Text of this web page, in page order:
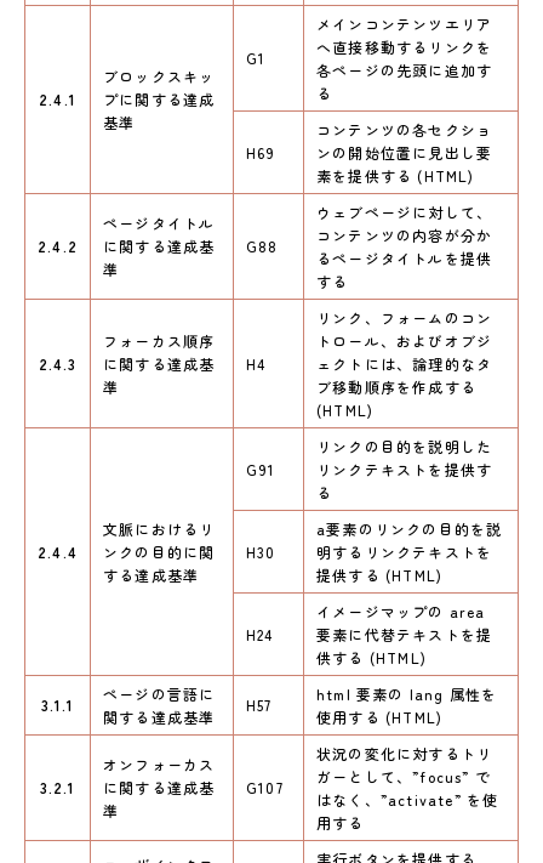
2.4.1
ブロックスキッ
プに関する達成
基準
G1
メインコンテンツエリア
へ直接移動するリンクを
各ページの先頭に追加す
る
H69
コンテンツの各セクショ
ンの開始位置に見出し要
素を提供する (HTML)
2.4.2
ページタイトル
に関する達成基
準
G88
ウェブページに対して、
コンテンツの内容が分か
るページタイトルを提供
する
2.4.3
フォーカス順序
に関する達成基
準
H4
リンク、フォームのコン
トロール、およびオブジ
ェクトには、論理的なタ
ブ移動順序を作成する
(HTML)
2.4.4
文脈におけるリ
ンクの目的に関
する達成基準
G91
リンクの目的を説明した
リンクテキストを提供す
る
H30
a要素のリンクの目的を説
明するリンクテキストを
提供する (HTML)
H24
イメージマップの area
要素に代替テキストを提
供する (HTML)
3.1.1
ページの言語に
関する達成基準
H57
html 要素の lang 属性を
使用する (HTML)
3.2.1
オンフォーカス
に関する達成基
準
G107
状況の変化に対するトリ
ガーとして、”focus” で
はなく、”activate” を使
用する